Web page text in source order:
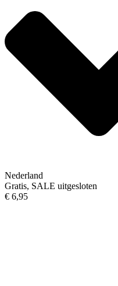
Nederland
Gratis, SALE uitgesloten
€ 6,95